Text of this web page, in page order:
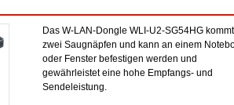
Das W-LAN-Dongle WLI-U2-SG54HG
zwei Saugnäpfen und kann an einem
oder Fenster befestigen werden und
gewährleistet eine hohe Empfangs- und
Sendeleistung.